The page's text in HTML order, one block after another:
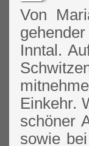
Von
Inntal.
Einkehr.
schöner
sowie